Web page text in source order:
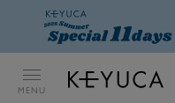
MENU